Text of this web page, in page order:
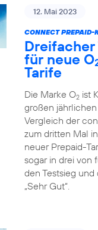
12. Mai 2023
CONNECT PREPAID-
Dreifacher
für neue O
Tarife
Die Marke O2ist
großen
Vergleich der
zum dritten Mal
neuer Prepaid-
sogar in drei von
den Testsieg und
„Sehr Gut“.